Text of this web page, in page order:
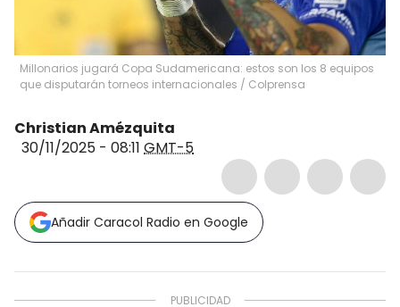
Millonarios jugará Copa Sudamericana: estos son los 8 equipos
que disputarán torneos internacionales / Colprensa
Christian Amézquita
30/11/2025 - 08:11 GMT-5
Añadir Caracol Radio en Google